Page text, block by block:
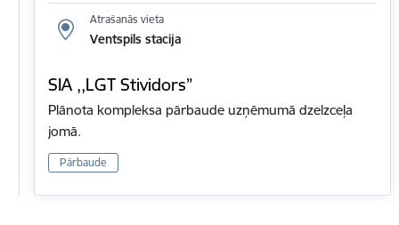
Atrašanās vieta
Ventspils stacija
SIA ,,LGT Stividors”
Plānota kompleksa pārbaude uzņēmumā dzelzceļa
jomā.
Pārbaude